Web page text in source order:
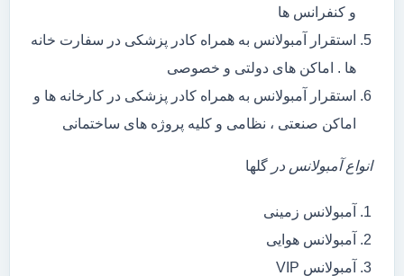
و کنفرانس ها
استقرار آمبولانس به همراه کادر پزشکی در سفارت خانه
ها . اماکن های دولتی و خصوصی
استقرار آمبولانس به همراه کادر پزشکی در کارخانه ها و
اماکن صنعتی ، نظامی و کلیه پروژه های ساختمانی
انواع آمبولانس در گلها
آمبولانس زمینی
آمبولانس هوایی
آمبولانس VIP